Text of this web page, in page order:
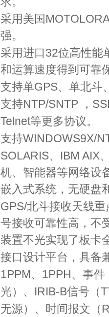
采用美国
强。
采用进口 32位高性能
和运算速度得到可靠
支持单GPS、单北斗
支持NTP/SNTP ，
Telnet等更多协议。
支持WINDOWS9X/
SOLARIS、 IBM AIX
机、智能器等网络设
嵌入式系统，无硬盘
GPS/北斗接收天线
号接收可靠性高，不
装置不光实现了板卡
接口设计平台，具备
1PPM、 1PPH、事件
光）、 IRIB-B信号（
无源）、时间报文（